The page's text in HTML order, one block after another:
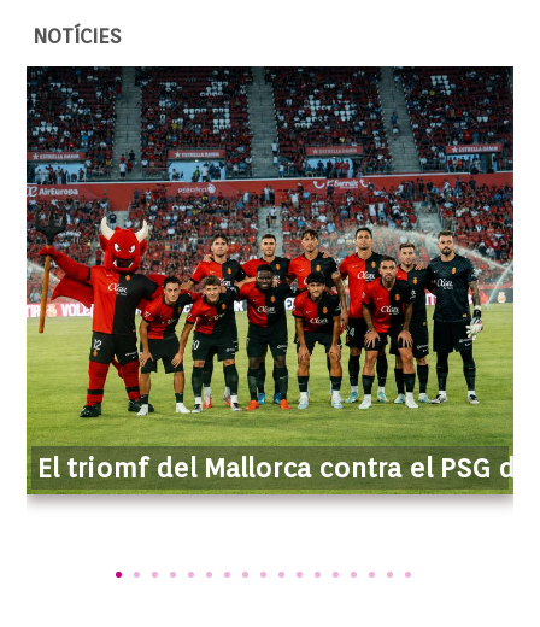
NOTÍCIES
El triomf del Mallorca contra el PSG